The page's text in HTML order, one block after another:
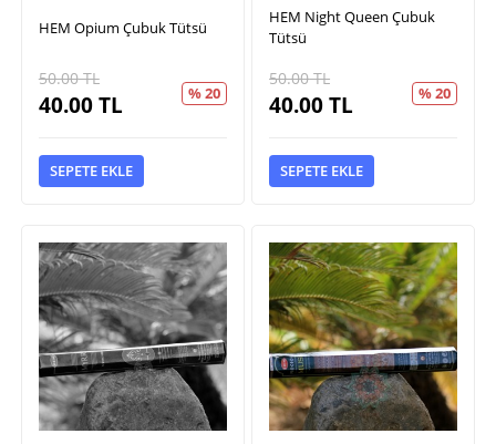
HEM Opium Çubuk Tütsü
50.00TL
40.00TL % 20
SEPETE EKLE
HEM Night Queen Çubuk
Tütsü
50.00TL
40.00TL % 20
SEPETE EKLE